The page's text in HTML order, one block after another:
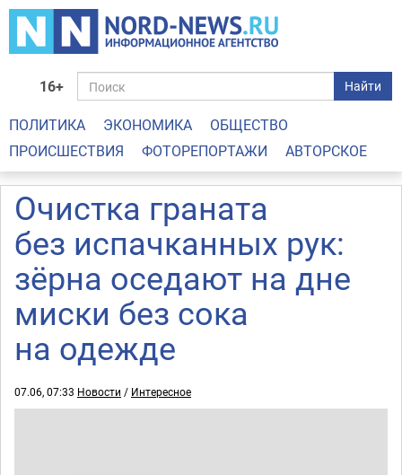
16+ Найти
ПОЛИТИКА ЭКОНОМИКА
ОБЩЕСТВО
ПРОИСШЕСТВИЯ
ФОТОРЕПОРТАЖИ АВТОРСКОЕ
Очистка граната
без испачканных рук:
зёрна оседают на дне
миски без сока
на одежде
07.06, 07:33 Новости / Интересное